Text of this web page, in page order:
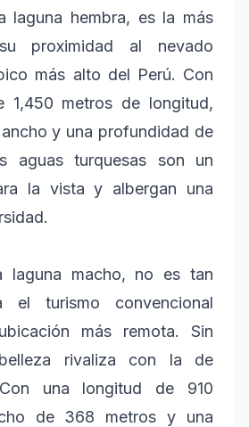
laguna hembra, es la más
proximidad al nevado
más alto del Perú. Con
1,450 metros de longitud,
y una profundidad de
aguas turquesas son un
la vista y albergan una
laguna macho, no es tan
el turismo convencional
más remota. Sin
rivaliza con la de
Con una longitud de 910
de 368 metros y una